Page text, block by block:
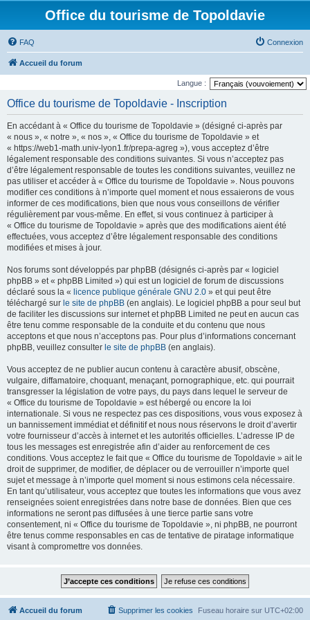
Office du tourisme de Topoldavie
FAQ Connexion
Accueil du forum
Langue :
Office du tourisme de Topoldavie - Inscription
En accédant à « Office du tourisme de Topoldavie » (désigné ci-après par
« nous », « notre », « nos », « Office du tourisme de Topoldavie » et
« https://web1-math.univ-lyon1.fr/prepa-agreg »), vous acceptez d’être
légalement responsable des conditions suivantes. Si vous n’acceptez pas
d’être légalement responsable de toutes les conditions suivantes, veuillez ne
pas utiliser et accéder à « Office du tourisme de Topoldavie ». Nous pouvons
modifier ces conditions à n’importe quel moment et nous essaierons de vous
informer de ces modifications, bien que nous vous conseillons de vérifier
régulièrement par vous-même. En effet, si vous continuez à participer à
« Office du tourisme de Topoldavie » après que des modifications aient été
effectuées, vous acceptez d’être légalement responsable des conditions
modifiées et mises à jour.
Nos forums sont développés par phpBB (désignés ci-après par « logiciel
phpBB » et « phpBB Limited ») qui est un logiciel de forum de discussions
déclaré sous la « licence publique générale GNU 2.0 » et qui peut être
téléchargé sur le site de phpBB (en anglais). Le logiciel phpBB a pour seul but
de faciliter les discussions sur internet et phpBB Limited ne peut en aucun cas
être tenu comme responsable de la conduite et du contenu que nous
acceptons et que nous n’acceptons pas. Pour plus d’informations concernant
phpBB, veuillez consulter le site de phpBB (en anglais).
Vous acceptez de ne publier aucun contenu à caractère abusif, obscène,
vulgaire, diffamatoire, choquant, menaçant, pornographique, etc. qui pourrait
transgresser la législation de votre pays, du pays dans lequel le serveur de
« Office du tourisme de Topoldavie » est hébergé ou encore la loi
internationale. Si vous ne respectez pas ces dispositions, vous vous exposez à
un bannissement immédiat et définitif et nous nous réservons le droit d’avertir
votre fournisseur d’accès à internet et les autorités officielles. L’adresse IP de
tous les messages est enregistrée afin d’aider au renforcement de ces
conditions. Vous acceptez le fait que « Office du tourisme de Topoldavie » ait le
droit de supprimer, de modifier, de déplacer ou de verrouiller n’importe quel
sujet et message à n’importe quel moment si nous estimons cela nécessaire.
En tant qu’utilisateur, vous acceptez que toutes les informations que vous avez
renseignées soient enregistrées dans notre base de données. Bien que ces
informations ne seront pas diffusées à une tierce partie sans votre
consentement, ni « Office du tourisme de Topoldavie », ni phpBB, ne pourront
être tenus comme responsables en cas de tentative de piratage informatique
visant à compromettre vos données.
Accueil du forum Fuseau horaire sur UTC+02:00
Supprimer les cookies